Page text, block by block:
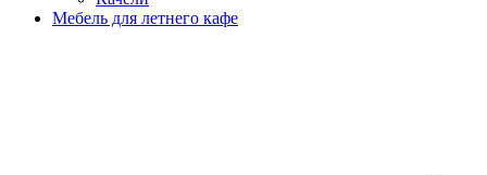
Мебель для летнего кафе